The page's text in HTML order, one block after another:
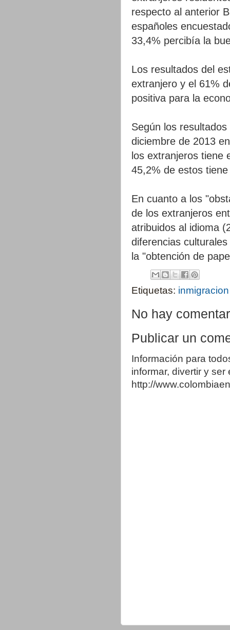
respecto al anterior
españoles
33,4% percibía la
Los resultados del
extranjero y el 61%
positiva para la
Según los
diciembre de 2013
los extranjeros tiene
45,2% de estos
En cuanto a los
de los extranjeros
atribuidos al idioma
diferencias
la "obtención de
Etiquetas: inmigracion
No hay
Publicar un
Información para
informar, divertir y
http://